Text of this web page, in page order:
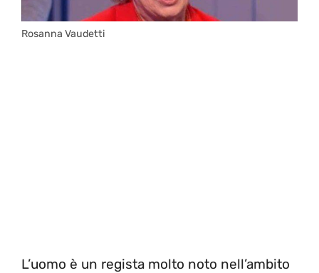
Rosanna Vaudetti
L’uomo è un regista molto noto nell’ambito